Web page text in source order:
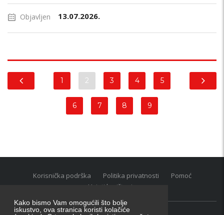
Kako bismo Vam omogućili što bolje
iskustvo, ova stranica koristi kolačiće
Objavljen 13.07.2026.
1 2 3 4 5
6 7 8 9
Korisnička podrška Politika privatnosti
Pomoć
Uvjeti korištenja